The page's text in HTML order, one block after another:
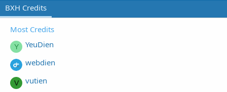
BXH Credits
Most Credits
Y
YeuDien
webdien
V vutien